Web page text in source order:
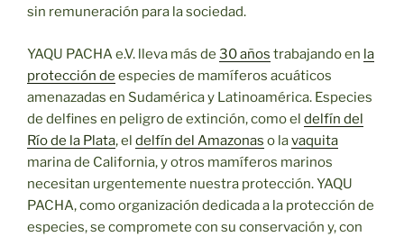
sin remuneración para la sociedad.
YAQU PACHA e.V. lleva más de 30 años trabajando en la
protección de especies de mamíferos acuáticos
amenazadas en Sudamérica y Latinoamérica. Especies
de delfines en peligro de extinción, como el delfín del
Río de la Plata, el delfín del Amazonas o lavaquita
marina de California, y otros mamíferos marinos
necesitan urgentemente nuestra protección. YAQU
PACHA, como organización dedicada a la protección de
especies, se compromete con su conservación y, con